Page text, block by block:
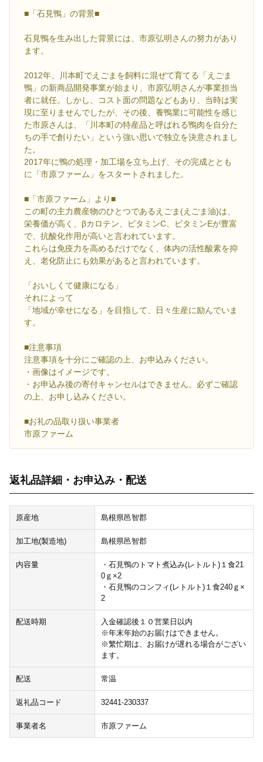
■「石見鴨」の背景■
石見鴨を生み出した背景には、市原弘明さんの努力があり
ます。
2012年、川本町でえごまを飼料に混ぜて育てる「えごま
鴨」の新商品開発事業が始まり、市原弘明さんが事業担当
者に就任。しかし、コスト面の問題などもあり、当時は実
現に至りませんでしたが、その後、養鴨業に可能性を感じ
た市原さんは、「川本町の特産品と呼ばれる鴨肉を自分た
ちの手で創りたい」という強い思いで独立を決意されまし
た。
2017年に鴨の処理・加工場を立ち上げ、その完成ととも
に「市原ファーム」をスタートされました。
■「市原ファーム」より■
この町の主力農産物のひとつであるえごま(えごま油)は、
栄養価が高く、βカロテン、ビタミンC、ビタミンEが豊富
で、抗酸化作用が高いと言われています。
これらは免疫力を高めるだけでなく、体内の活性酸素を抑
え、老化防止にも効果があると言われています。
「おいしくて健康になる」
それによって
「地域が幸せになる」を目指して、日々生産に励んでいま
す。
■注意事項
注意事項を十分にご確認の上、お申込みください。
・画像はイメージです。
・お申込み後の寄付キャンセルはできません。必ずご確認
の上、お申し込みください。
■お礼の品取り扱い事業者
市原ファーム
返礼品詳細・お申込み・配送
原産地 島根県邑智郡
加工地(製造地) 島根県邑智郡
内容量
・石見鴨のトマト煮込み(レトルト)１食21
0ｇ×2
・石見鴨のコンフィ(レトルト)１食240ｇ×
2
配送時期
入金確認後１０営業日以内
※年末年始のお届けはできません。
※繁忙期は、お届けが遅れる場合がござい
ます。
配送 常温
返礼品コード 32441-230337
事業者名 市原ファーム